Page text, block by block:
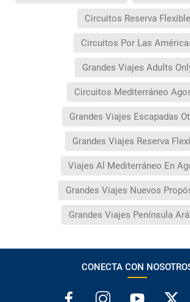
Circuitos Reserva Flexible
Circuitos Por Las
Grandes Viajes Adults
Circuitos Mediterráneo
Grandes Viajes Escapadas
Grandes Viajes Reserva
Viajes Al Mediterráneo En
Grandes Viajes Nuevos
Grandes Viajes Península
CONECTA CON